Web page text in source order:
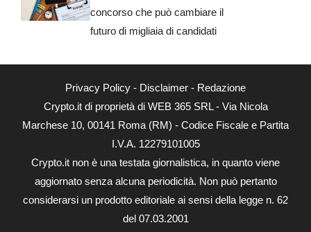
concorso che può cambiare il
futuro di migliaia di candidati
Privacy Policy - Disclaimer - Redazione
Crypto.it di proprietà di WEB 365 SRL - Via Nicola
Marchese 10, 00141 Roma (RM) - Codice Fiscale e Partita
I.V.A. 12279101005
Crypto.it non è una testata giornalistica, in quanto viene
aggiornato senza alcuna periodicità. Non può pertanto
considerarsi un prodotto editoriale ai sensi della legge n. 62
del 07.03.2001